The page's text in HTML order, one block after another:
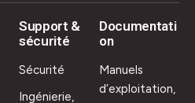
Support &
sécurité
Sécurité
Ingénierie,
Documentati
on
Manuels
d’exploitation,